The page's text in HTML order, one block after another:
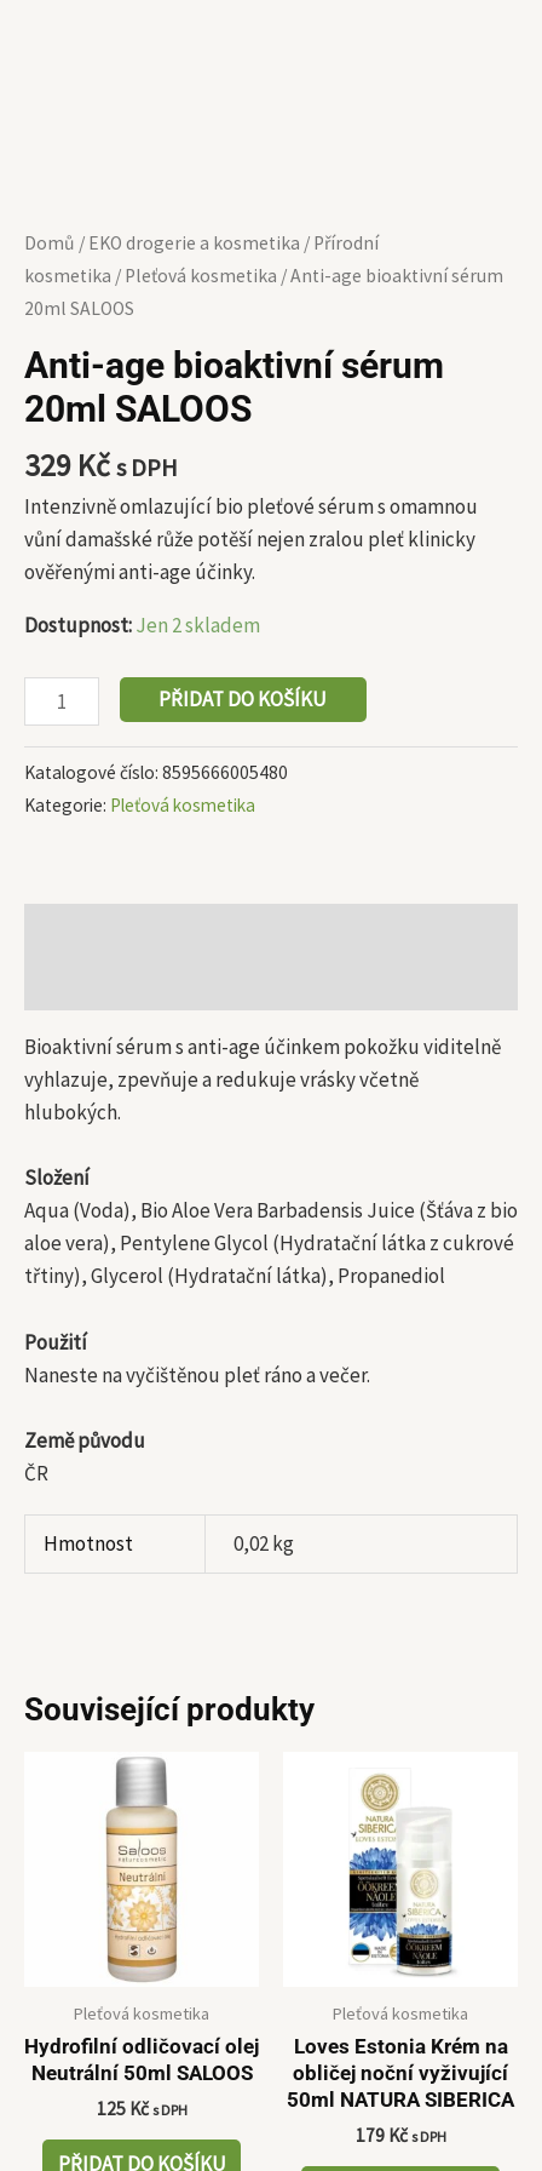
Domů / EKO drogerie a kosmetika / Přírodní
kosmetika / Pleťová kosmetika / Anti-age bioaktivní sérum
20ml SALOOS
Anti-age bioaktivní sérum
20ml SALOOS
329 Kčs DPH
Intenzivně omlazující bio pleťové sérum s omamnou
vůní damašské růže potěší nejen zralou pleť klinicky
ověřenými anti-age účinky.
Dostupnost:Jen 2 skladem
PŘIDAT DO KOŠÍKU
Katalogové číslo: 8595666005480
Kategorie: Pleťová kosmetika
Bioaktivní sérum s anti-age účinkem pokožku viditelně
vyhlazuje, zpevňuje a redukuje vrásky včetně
hlubokých.
Složení
Aqua (Voda), Bio Aloe Vera Barbadensis Juice (Šťáva z bio
aloe vera), Pentylene Glycol (Hydratační látka z cukrové
třtiny), Glycerol (Hydratační látka), Propanediol
Použití
Naneste na vyčištěnou pleť ráno a večer.
Země původu
ČR
Hmotnost 0,02 kg
Související produkty
Pleťová kosmetika
Hydrofilní odličovací olej
Neutrální 50ml SALOOS
125 Kč s DPH
PŘIDAT DO KOŠÍKU
Pleťová kosmetika
Loves Estonia Krém na
obličej noční vyživující
50ml NATURA SIBERICA
179 Kč s DPH